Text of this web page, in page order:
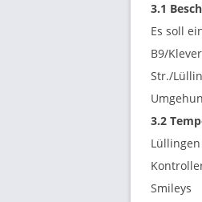
3.1
Es soll
B9/Klever
Str./
3.2
Smileys